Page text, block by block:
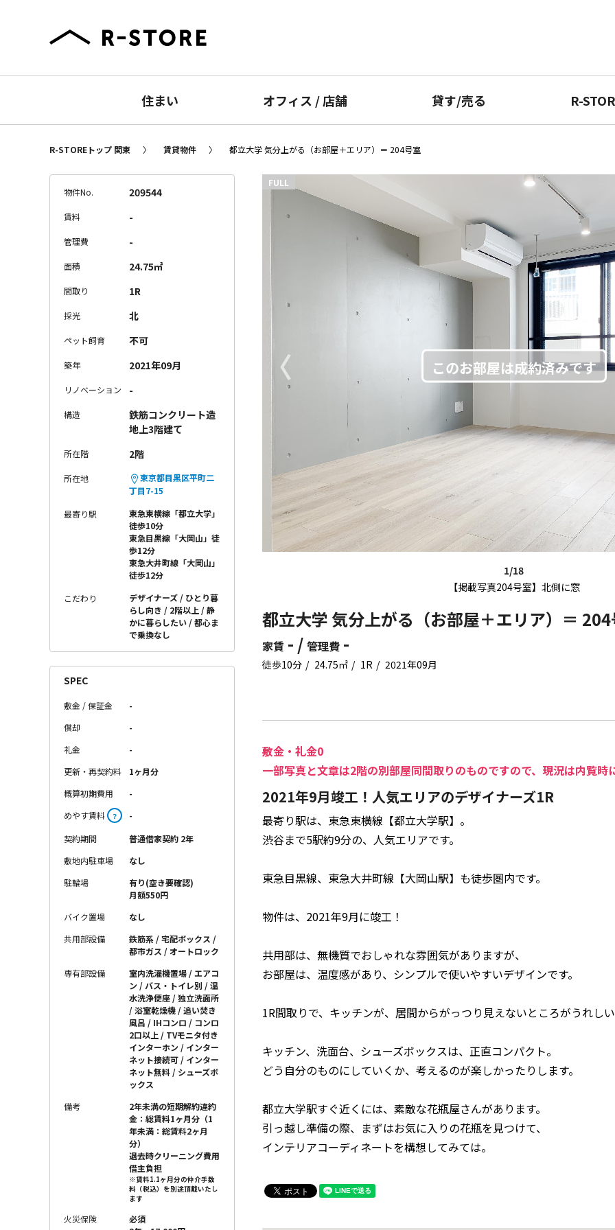
住まい オフィス /店舗 貸す/売る R-
R-STOREトップ 関東 賃貸物件 都立大学 気分上がる（お部屋＋エリア）＝ 204号室
1/18
【掲載写真204号室】北側に窓
〈
FULL
都立大学 気分上がる（お部屋＋エリア）＝
家賃 - / 管理費 -
徒歩10分 24.75㎡ 1R 2021年09月
敷金・礼金0
一部写真と文章は2階の別部屋同間取りのものですので、現況は内覧時
2021年9月竣工！人気エリアのデザイナーズ1R
最寄り駅は、東急東横線【都立大学駅】。
渋谷まで5駅約9分の、人気エリアです。
東急目黒線、東急大井町線【大岡山駅】も徒歩圏内です。
物件は、2021年9月に竣工！
共用部は、無機質でおしゃれな雰囲気がありますが、
お部屋は、温度感があり、シンプルで使いやすいデザインです。
1R間取りで、キッチンが、居間からがっつり見えないところがうれし
キッチン、洗面台、シューズボックスは、正直コンパクト。
どう自分のものにしていくか、考えるのが楽しかったりします。
都立大学駅すぐ近くには、素敵な花瓶屋さんがあります。
引っ越し準備の際、まずはお気に入りの花瓶を見つけて、
インテリアコーディネートを構想してみては。
物件No. 209544
賃料 -
管理費 -
面積 24.75㎡
間取り 1R
採光 北
ペット飼育 不可
築年 2021年09月
リノベーション -
構造
鉄筋コンクリート造
地上3階建て
所在階 2階
所在地
東京都目黒区平町二
丁目7-15
最寄り駅
東急東横線「都立大学」
徒歩10分
東急目黒線「大岡山」徒
歩12分
東急大井町線「大岡山」
徒歩12分
こだわり デザイナーズ
ひとり暮
らし向き
2階以上
静
かに暮らしたい
都心ま
で乗換なし
SPEC
敷金 / 保証金
-
償却
-
礼金
-
更新・再契約料
1ヶ月分
概算初期費用
-
めやす賃料
？ -
契約期間
普通借家契約 2年
敷地内駐車場
なし
駐輪場
有り(空き要確認)
月額550円
バイク置場
なし
共用部設備
鉄筋系 / 宅配ボックス /
都市ガス / オートロック
専有部設備
室内洗濯機置場 / エアコ
ン / バス・トイレ別 / 温
水洗浄便座 / 独立洗面所
/ 浴室乾燥機 / 追い焚き
風呂 / IHコンロ / コンロ
2口以上 / TVモニタ付き
インターホン / インター
ネット接続可 / インター
ネット無料 / シューズボ
ックス
備考
2年未満の短期解約違約
金：総賃料1ヶ月分（1
年未満：総賃料2ヶ月
分）
退去時クリーニング費用
借主負担
※賃料1.1ヶ月分の仲介手数
料（税込）を別途頂戴いたし
ます
火災保険
必須